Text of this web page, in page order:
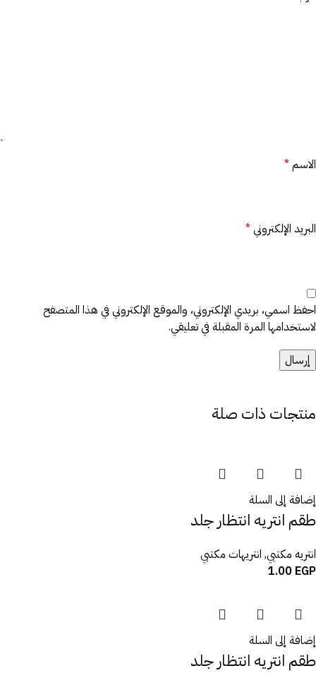
الاسم*
البريد الإلكتروني*
احفظ اسمي، بريدي الإلكتروني، والموقع الإلكتروني في هذا المتصفح
لاستخدامها المرة المقبلة في تعليقي.
منتجات ذات صلة
إضافة إلى السلة
طقم انتريه انتظار جلد
انتريه مكتبي, انتريهات مكتبي
1.00 EGP
إضافة إلى السلة
طقم انتريه انتظار جلد